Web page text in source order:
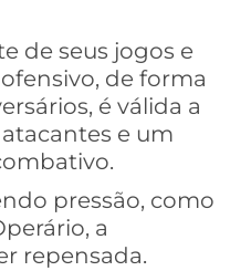
de seus jogos e
de forma
é válida a
e um
pressão, como
a
repensada.